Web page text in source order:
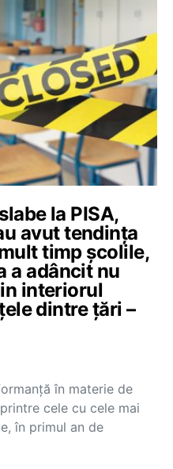
la PISA,
avut tendința
timp școlile,
a adâncit nu
interiorul
dintre țări –
în materie de
cele cu cele mai
în primul an de